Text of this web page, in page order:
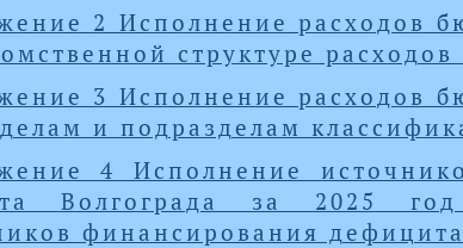
2 Исполнение расходов
структуре
3 Исполнение расходов
и подразделам
4 Исполнение
Волгограда за 2025
финансирования